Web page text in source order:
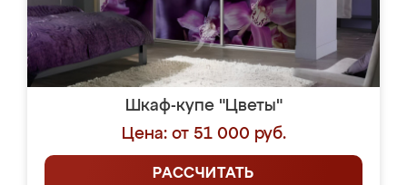
Шкаф-купе "Цветы"
Цена: от 51 000 руб.
РАССЧИТАТЬ